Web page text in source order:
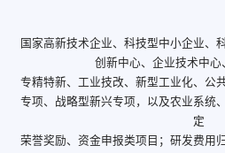
国家高新技术企业、科技型中小企业、
创新中心、企业技术中
专精特新、工业技改、新型工业化、公
专项、战略型新兴专项，以及农业系统
定
荣誉奖励、资金申报类项目；研发费用